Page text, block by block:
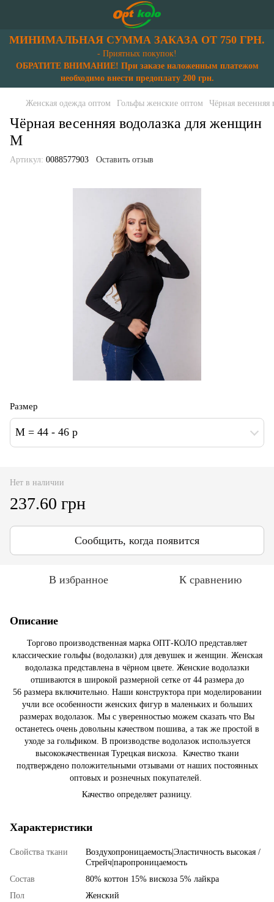
МИНИМАЛЬНАЯ СУММА ЗАКАЗА ОТ 750 ГРН.
- Приятных покупок!
ОБРАТИТЕ ВНИМАНИЕ! При заказе наложенным платежом
необходимо внести предоплату 200 грн.
Женская одежда оптом Гольфы женские оптом Чёрная
Чёрная весенняя водолазка для женщин
М
Артикул: 0088577903 Оставить отзыв
Размер
M = 44 - 46 р
Нет в наличии
237.60 грн
Сообщить, когда появится
В избранное К сравнению
Описание
Торгово производственная марка ОПТ-КОЛО представляет
классические гольфы (водолазки) для девушек и женщин. Женская
водолазка представлена в чёрном цвете. Женские водолазки
отшиваются в широкой размерной сетке от 44 размера до
56 размера включительно. Наши конструктора при моделировании
учли все особенности женских фигур в маленьких и больших
размерах водолазок. Мы с уверенностью можем сказать что Вы
останетесь очень довольны качеством пошива, а так же простой в
уходе за гольфиком. В производстве водолазок используется
высококачественная Турецкая вискоза. Качество ткани
подтверждено положительными отзывами от наших постоянных
оптовых и рознечных покупателей.
Качество определяет разницу.
Характеристики
Свойства ткани
Воздухопроницаемость|Эластичность высокая /
Стрейч|паропроницаемость
Состав
80% коттон 15% вискоза 5% лайкра
Пол
Женский